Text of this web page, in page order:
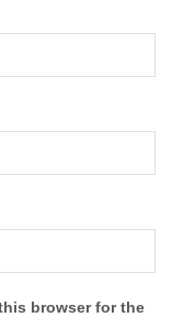
browser for the